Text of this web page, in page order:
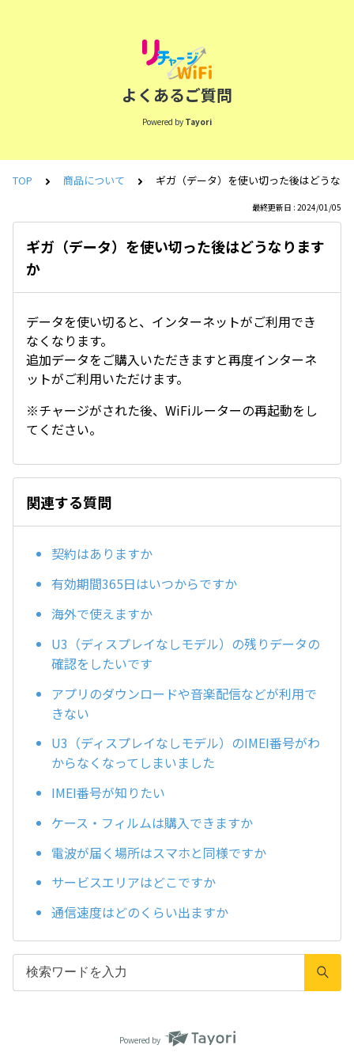
よくあるご質問
Powered by Tayori
TOP 商品について ギガ（データ）を使い切った後はどうなり
最終更新日 : 2024/01/05
ギガ（データ）を使い切った後はどうなります
か
データを使い切ると、インターネットがご利用でき
なくなります。
追加データをご購入いただきますと再度インターネ
ットがご利用いただけます。
※チャージがされた後、WiFiルーターの再起動をし
てください。
関連する質問
契約はありますか
有効期間365日はいつからですか
海外で使えますか
U3（ディスプレイなしモデル）の残りデータの
確認をしたいです
アプリのダウンロードや音楽配信などが利用で
きない
U3（ディスプレイなしモデル）のIMEI番号がわ
からなくなってしまいました
IMEI番号が知りたい
ケース・フィルムは購入できますか
電波が届く場所はスマホと同様ですか
サービスエリアはどこですか
通信速度はどのくらい出ますか
Powered by